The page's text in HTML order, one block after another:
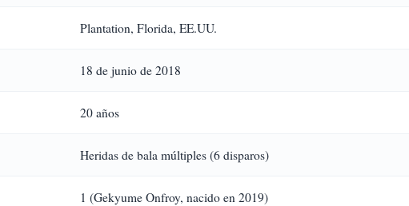
Plantation, Florida, EE.UU.
18 de junio de 2018
20 años
Heridas de bala múltiples (6 disparos)
1 (Gekyume Onfroy, nacido en 2019)